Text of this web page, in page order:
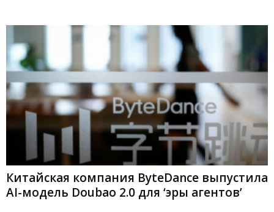
Китайская компания ByteDance выпустила
AI-модель Doubao 2.0 для ‘эры агентов’